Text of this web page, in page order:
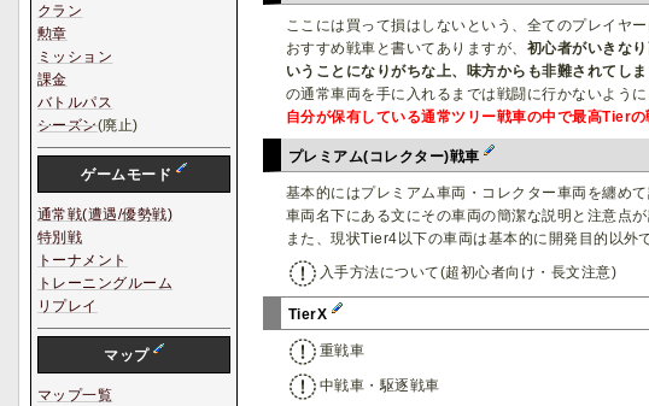
ここには買って損はしないという、全てのプレイヤ
おすすめ戦車と書いてありますが、 初心者がいきな
いうことになりがちな上、味方からも非難されてしま
の通常車両を手に入れるまでは戦闘に行かないよう
自分が保有している通常ツリー戦車の中で最高Tier
プレミアム(コレクター)戦車
基本的にはプレミアム車両・コレクター車両を纏めて
車両名下にある文にその車両の簡潔な説明と注意点
また、現状Tier4以下の車両は基本的に開発目的以
入手方法について(超初心者向け・長文注意)
TierX
重戦車
中戦車・駆逐戦車
クラン
勲章
ミッション
課金
バトルパス
シーズン(廃止)
ゲームモード
通常戦(遭遇/優勢戦)
特別戦
トーナメント
トレーニングルーム
リプレイ
マップ
マップ一覧